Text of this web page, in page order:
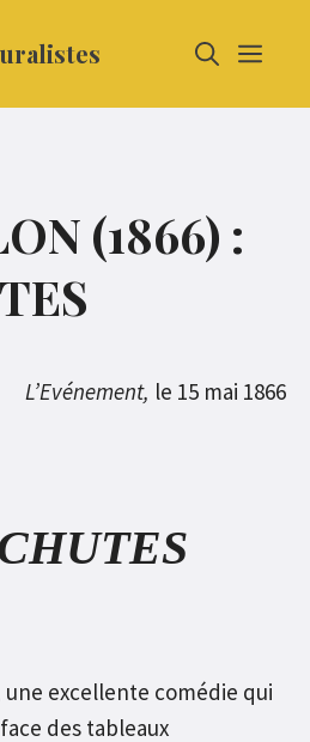
(1866) :
L’Evénement, le 15 mai 1866
excellente comédie qui
des tableaux